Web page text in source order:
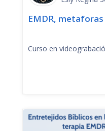
EMDR,
Curso en